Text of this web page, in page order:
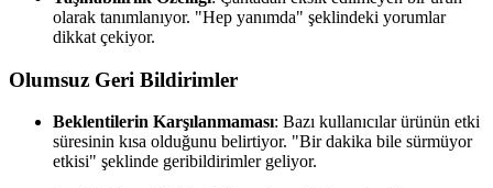
olarak tanımlanıyor. "Hep yanımda" şeklindeki yorumlar
dikkat çekiyor.
Olumsuz Geri Bildirimler
Beklentilerin Karşılanmaması: Bazı kullanıcılar ürünün etki
süresinin kısa olduğunu belirtiyor. "Bir dakika bile sürmüyor
etkisi" şeklinde geribildirimler geliyor.